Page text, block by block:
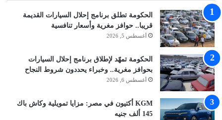
الحكومة تطلق برنامج إحلال السيارات القديمة
قريبا.. حوافز مغرية وأسعار تنافسية
أغسطس 5, 2026
الحكومة تمهّد لإطلاق برنامج إحلال السيارات
بحوافز مغرية.. وخبراء يحددون شروط النجاح
أغسطس 6, 2026
KGM أكتيون في مصر: مزايا تمويلية وكاش باك
145 ألف جنيه